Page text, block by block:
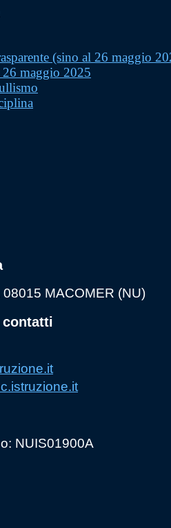
(sino al 26 maggio
maggio 2025
MACOMER (NU)
contatti
NUIS01900A